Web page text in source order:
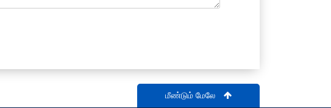
மீண்டும் மேலே